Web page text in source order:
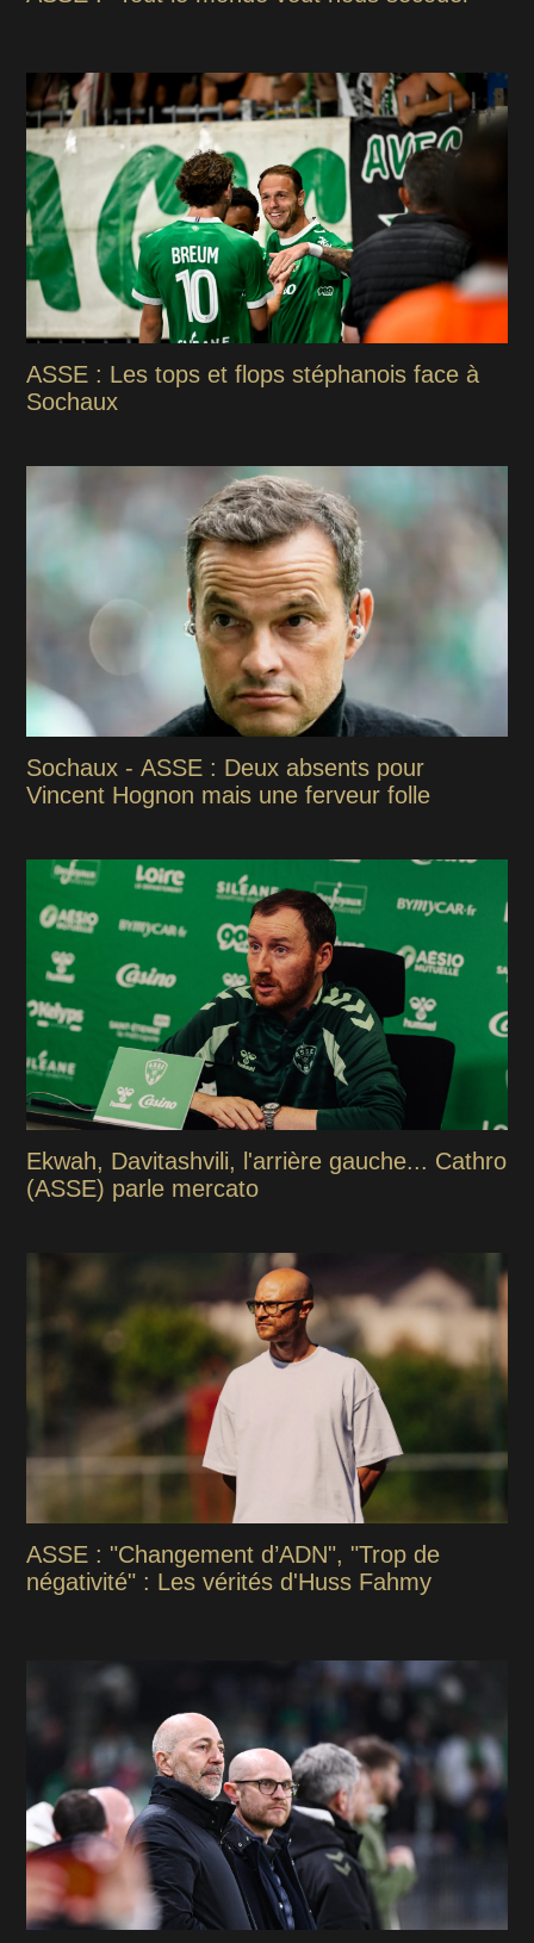
ASSE : Les tops et flops stéphanois face à
Sochaux
Sochaux - ASSE : Deux absents pour
Vincent Hognon mais une ferveur folle
Ekwah, Davitashvili, l'arrière gauche... Cathro
(ASSE) parle mercato
ASSE : "Changement d’ADN", "Trop de
négativité" : Les vérités d'Huss Fahmy